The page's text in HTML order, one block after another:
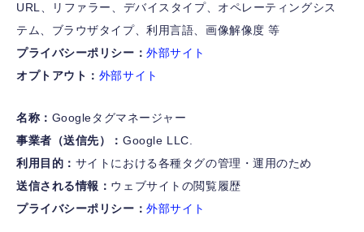
URL、リファラー、デバイスタイプ、オペレーティングシス
テム、ブラウザタイプ、利用言語、画像解像度 等
プライバシーポリシー：外部サイト
オプトアウト： 外部サイト
名称： Googleタグマネージャー
事業者（送信先）：Google LLC.
利用目的： サイトにおける各種タグの管理・運用のため
送信される情報： ウェブサイトの閲覧履歴
プライバシーポリシー：外部サイト